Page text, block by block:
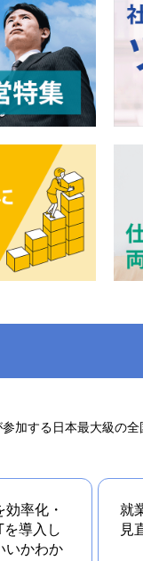
6階
加する日本最大級の
率化・
導入し
いかわか
就
見